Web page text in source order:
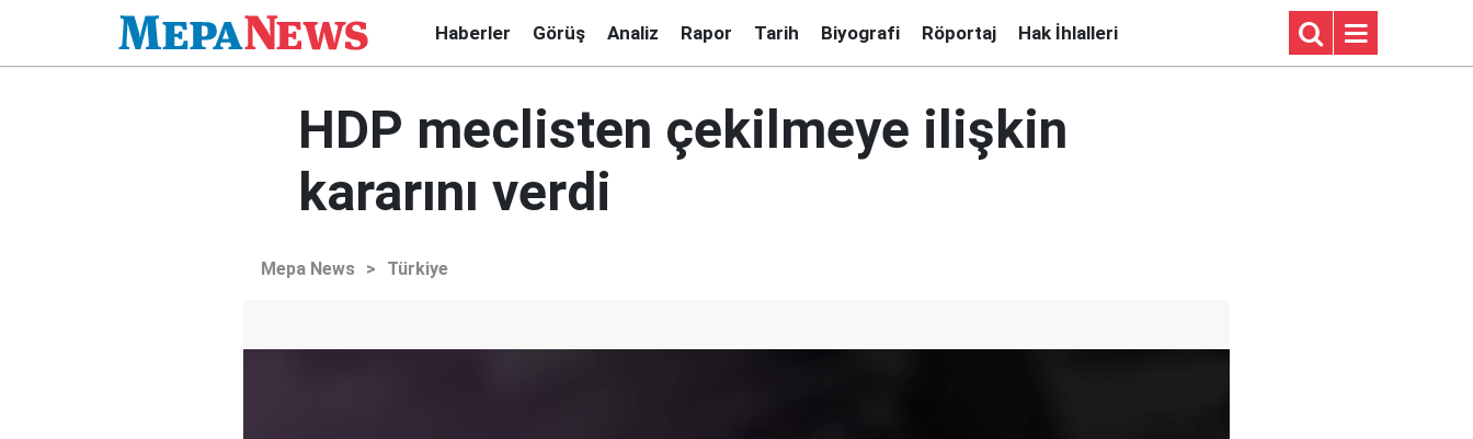
Haberler Görüş Analiz Rapor Tarih Biyografi Röportaj Hak İhlalleri
HDP meclisten çekilmeye ilişkin
kararını verdi
Mepa News > Türkiye